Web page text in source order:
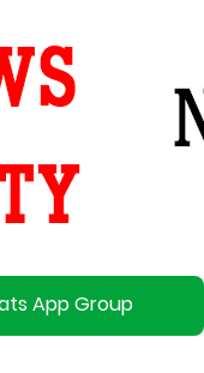
App Group